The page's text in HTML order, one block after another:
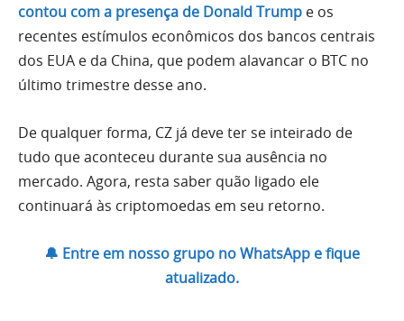
contou com a presença de Donald Trump e os
recentes estímulos econômicos dos bancos centrais
dos EUA e da China, que podem alavancar o BTC no
último trimestre desse ano.
De qualquer forma, CZ já deve ter se inteirado de
tudo que aconteceu durante sua ausência no
mercado. Agora, resta saber quão ligado ele
continuará às criptomoedas em seu retorno.
🔔 Entre em nosso grupo no WhatsApp e fique
atualizado.